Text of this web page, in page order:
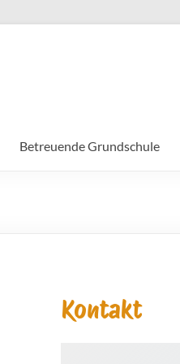
Betreuende Grundschule
Kontakt